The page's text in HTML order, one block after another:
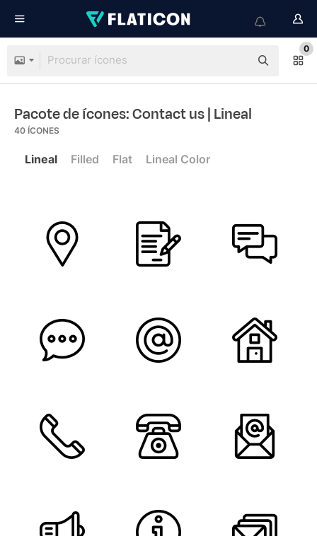
0
Pacote de ícones: Contact us| Lineal
40 ÍCONES
Lineal Filled Flat Lineal Color